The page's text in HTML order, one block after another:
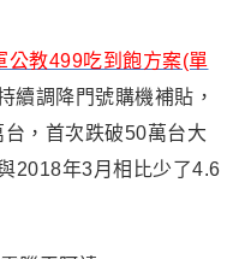
公教499吃到飽方案(單
續調降門號購機補貼，
，首次跌破50萬台大
2018年3月相比少了4.6